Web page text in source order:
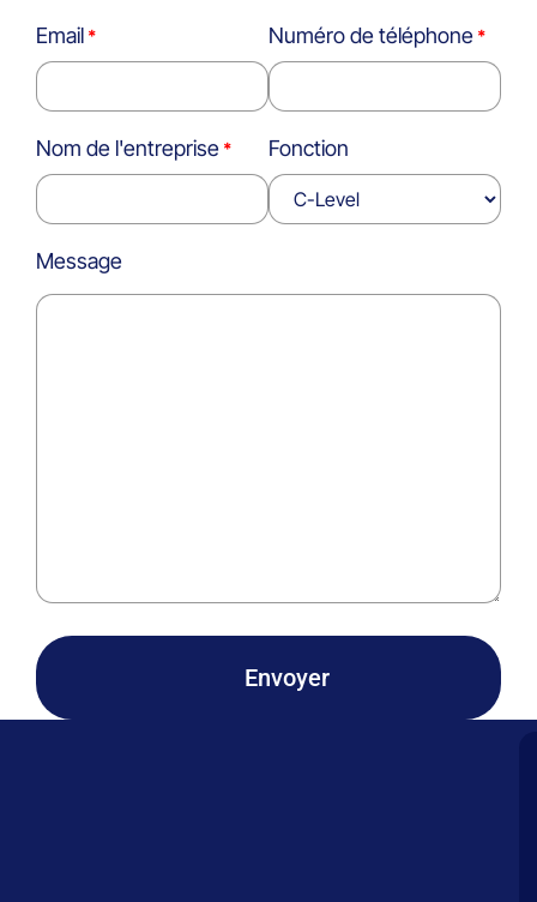
Email Numéro de téléphone
Nom de l'entreprise Fonction
Message
Envoyer